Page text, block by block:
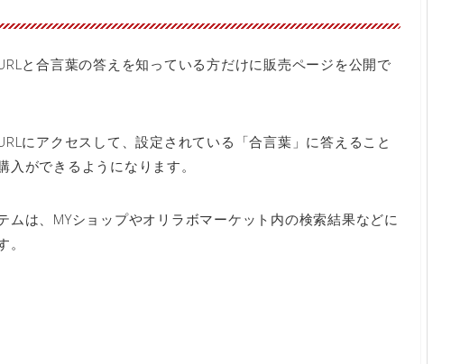
と合言葉の答えを知っている方だけに販売ページを公開で
にアクセスして、設定されている「合言葉」に答えること
ができるようになります。
ムは、MYショップやオリラボマーケット内の検索結果などに